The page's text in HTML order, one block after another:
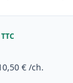
TTC
€ /ch.